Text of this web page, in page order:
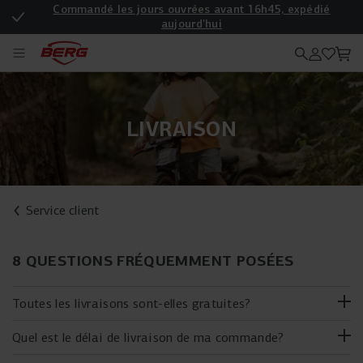
Commandé les jours ouvrées avant 16h45, expédié
aujourd'hui
LIVRAISON
Service client
8 QUESTIONS FRÉQUEMMENT POSÉES
Toutes les livraisons sont-elles gratuites?
Nous livrons gratuitement les commandes à partir
Quel est le délai de livraison de ma commande?